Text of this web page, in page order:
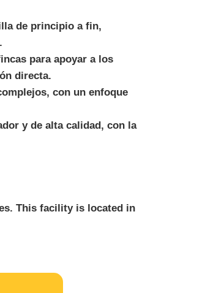
de principio a fin,
para apoyar a los
directa.
con un enfoque
y de alta calidad, con la
This facility is located in